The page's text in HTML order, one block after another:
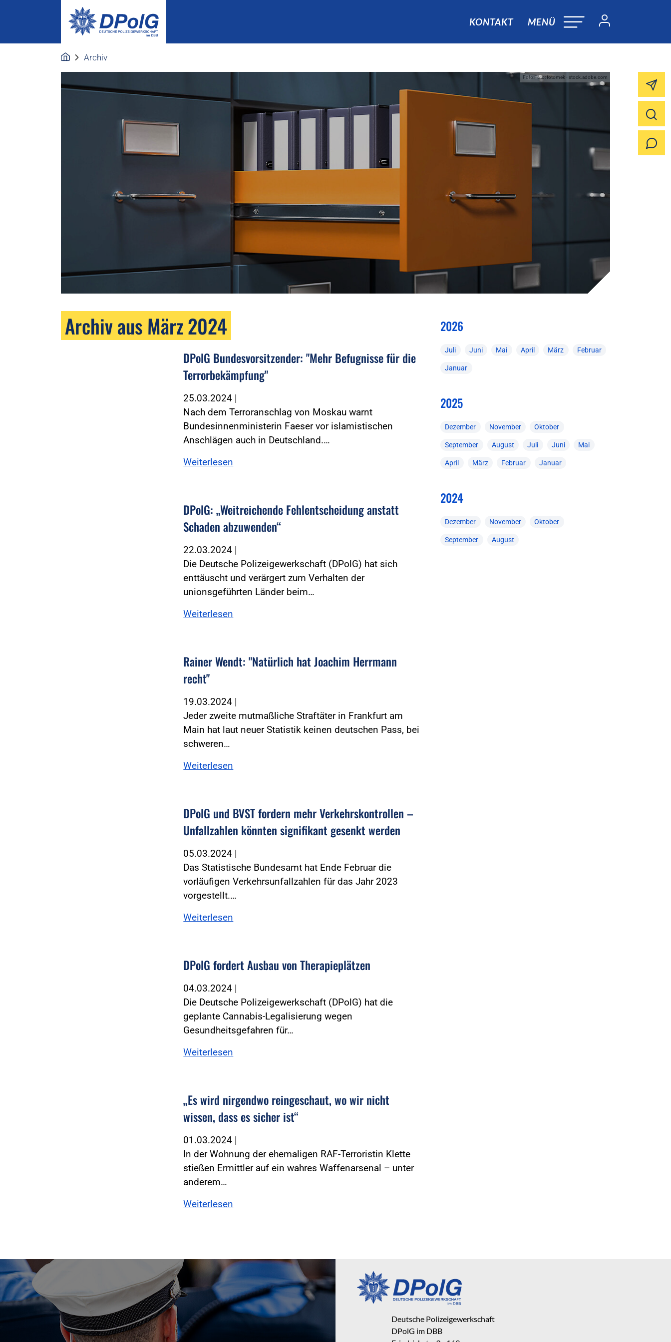
KONTAKT MENÜ
Archiv
Foto:Foto: fotomek - stock.adobe.com
Archiv aus März 2024
DPolG Bundesvorsitzender: "Mehr Befugnisse für die
Terrorbekämpfung"
25.03.2024 |
Nach dem Terroranschlag von Moskau warnt
Bundesinnenministerin Faeser vor islamistischen
Anschlägen auch in Deutschland.…
Weiterlesen
DPolG: „Weitreichende Fehlentscheidung anstatt
Schaden abzuwenden“
22.03.2024 |
Die Deutsche Polizeigewerkschaft (DPolG) hat sich
enttäuscht und verärgert zum Verhalten der
unionsgeführten Länder beim…
Weiterlesen
Rainer Wendt: "Natürlich hat Joachim Herrmann
recht"
19.03.2024 |
Jeder zweite mutmaßliche Straftäter in Frankfurt am
Main hat laut neuer Statistik keinen deutschen Pass, bei
schweren…
Weiterlesen
DPolG und BVST fordern mehr Verkehrskontrollen –
Unfallzahlen könnten signifikant gesenkt werden
05.03.2024 |
Das Statistische Bundesamt hat Ende Februar die
vorläufigen Verkehrsunfallzahlen für das Jahr 2023
vorgestellt.…
Weiterlesen
DPolG fordert Ausbau von Therapieplätzen
04.03.2024 |
Die Deutsche Polizeigewerkschaft (DPolG) hat die
geplante Cannabis-Legalisierung wegen
Gesundheitsgefahren für…
Weiterlesen
„Es wird nirgendwo reingeschaut, wo wir nicht
wissen, dass es sicher ist“
01.03.2024 |
In der Wohnung der ehemaligen RAF-Terroristin Klette
stießen Ermittler auf ein wahres Waffenarsenal – unter
anderem…
Weiterlesen
2026
Juli Juni Mai April März Februar
Januar
2025
Dezember November Oktober
September August Juli Juni Mai
April März Februar Januar
2024
Dezember November Oktober
September August
Deutsche Polizeigewerkschaft
DPolG im DBB